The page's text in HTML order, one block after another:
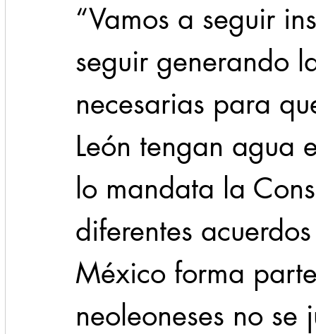
“Vamos a seguir
seguir generando
necesarias para
León tengan agua
lo mandata la
diferentes
México forma
neoleoneses no se